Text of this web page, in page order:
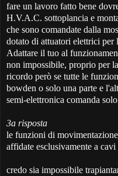
fare un lavoro fatto bene
H.V.A.C. sottoplancia e
che sono comandate dalla
dotato di attuatori elettrici
Adattare il tuo al
non impossibile, proprio per
ricordo però se tutte le
bowden o solo una parte e
semi-elettronica comanda
3a risposta
le funzioni di
affidate esclusivamente a
credo sia impossibile